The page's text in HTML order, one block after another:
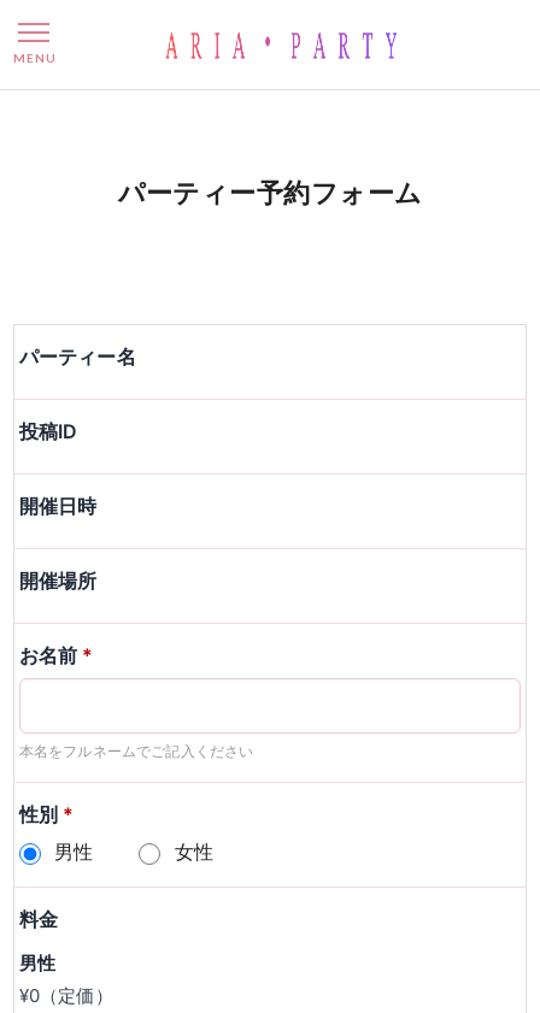
パーティー予約フォーム
MENU
パーティー予約フォーム
パーティー名
投稿ID
開催日時
開催場所
お名前 *
本名をフルネームでご記入ください
性別 *
男性
女性
料金
男性
¥0（定価）